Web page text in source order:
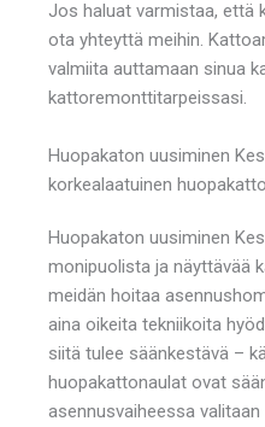
Jos haluat varmistaa, että
ota yhteyttä meihin.
valmiita auttamaan sinua
kattoremonttitarpeissasi.
Huopakaton uusiminen
korkealaatuinen
Huopakaton uusiminen
monipuolista ja näyttävää
meidän hoitaa
aina oikeita tekniikoita
siitä tulee säänkestävä –
huopakattonaulat ovat
asennusvaiheessa